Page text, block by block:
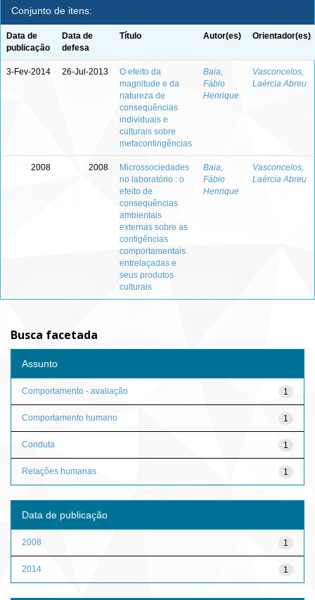
Conjunto de itens:
Data de
publicação
Data de
defesa
Título Autor(es) Orientador(es)
3-Fev-2014 26-Jul-2013
O efeito da
magnitude e da
natureza de
consequências
individuais e
culturais sobre
metacontingências
Baia,
Fábio
Henrique
Vasconcelos,
Laércia Abreu
2008 2008
Microssociedades
no laboratório : o
efeito de
consequências
ambientais
externas sobre as
contigências
comportamentais
entrelaçadas e
seus produtos
culturais
Baia,
Fábio
Henrique
Vasconcelos,
Laércia Abreu
Busca facetada
Assunto
1
Comportamento - avaliação
1
Comportamento humano
1
Conduta
1
Relações humanas
Data de publicação
1
2008
1
2014